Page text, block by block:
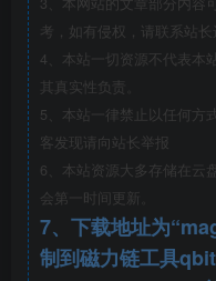
考，如有侵权，请联系站长
4、本站一切资源不代表本
其真实性负责。
5、本站一律禁止以任何方
客发现请向站长举报
6、本站资源大多存储在云
会第一时间更新。
7、下载地址为
制到磁力链工具